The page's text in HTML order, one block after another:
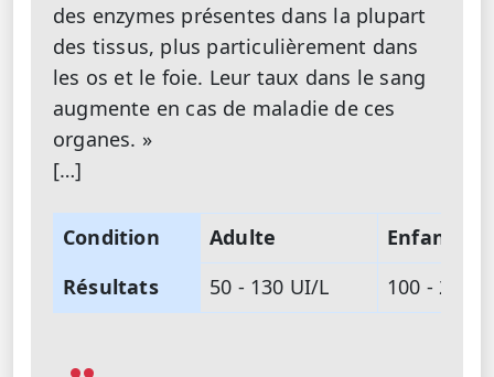
des enzymes présentes dans la plupart
des tissus, plus particulièrement dans
les os et le foie. Leur taux dans le sang
augmente en cas de maladie de ces
organes. »
[…]
Condition Adulte
Enfant /
Résultats
50 - 130 UI/L 100 - 200